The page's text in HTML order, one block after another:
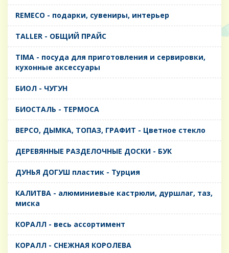
REMECO - подарки, сувениры, интерьер
TALLER - ОБЩИЙ ПРАЙС
TIMA - посуда для приготовления и сервировки,
кухонные аксессуары
БИОЛ - ЧУГУН
БИОСТАЛЬ - ТЕРМОСА
ВЕРСО, ДЫМКА, ТОПАЗ, ГРАФИТ - Цветное стекло
ДЕРЕВЯННЫЕ РАЗДЕЛОЧНЫЕ ДОСКИ - БУК
ДУНЬЯ ДОГУШ пластик - Турция
КАЛИТВА - алюминиевые кастрюли, дуршлаг, таз,
миска
КОРАЛЛ - весь ассортимент
КОРАЛЛ - СНЕЖНАЯ КОРОЛЕВА